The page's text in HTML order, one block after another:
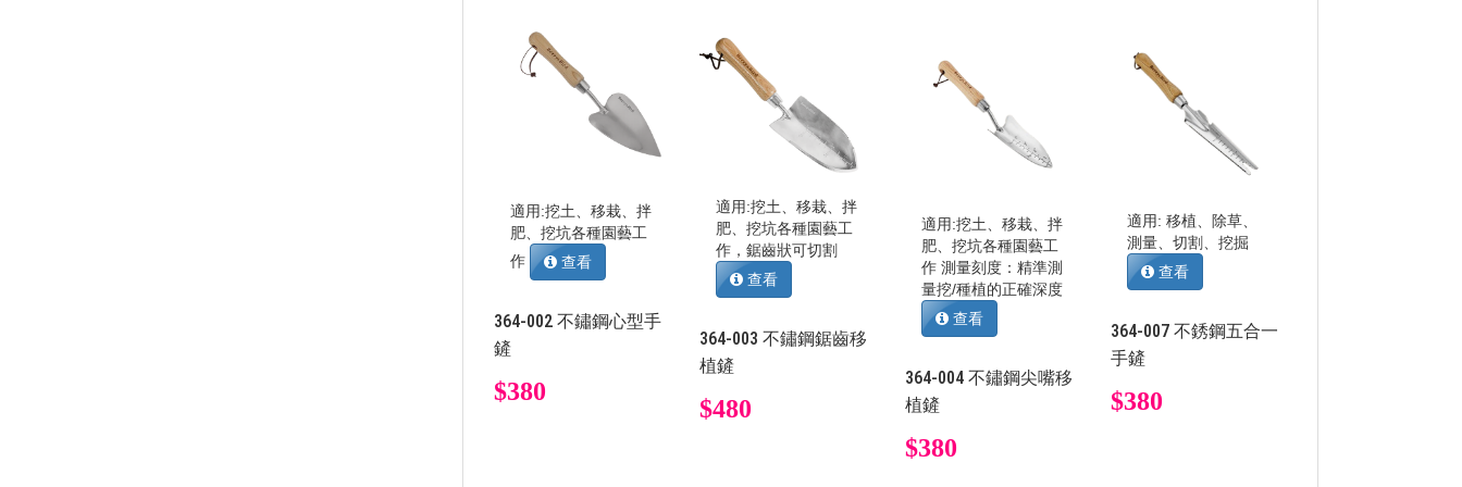
適用:挖土、移栽、拌
肥、挖坑各種園藝工
作
查看
364-002 不鏽鋼心型手
鏟
$380
適用:挖土、移栽、拌
肥、挖坑各種園藝工
作，鋸齒狀可切割
查看
364-003 不鏽鋼鋸齒移
植鏟
$480
適用:挖土、移栽、拌
肥、挖坑各種園藝工
作 測量刻度：精準測
量挖/種植的正確深度
查看
364-004 不鏽鋼尖嘴移
植鏟
$380
適用: 移植、除草、
測量、切割、挖掘
查看
364-007 不銹鋼五合一
手鏟
$380